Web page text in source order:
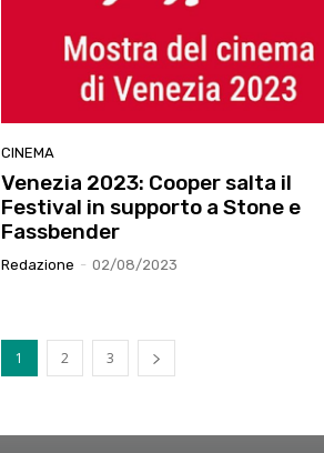
CINEMA
Venezia 2023: Cooper salta il
Festival in supporto a Stone e
Fassbender
Redazione - 02/08/2023
1 2 3